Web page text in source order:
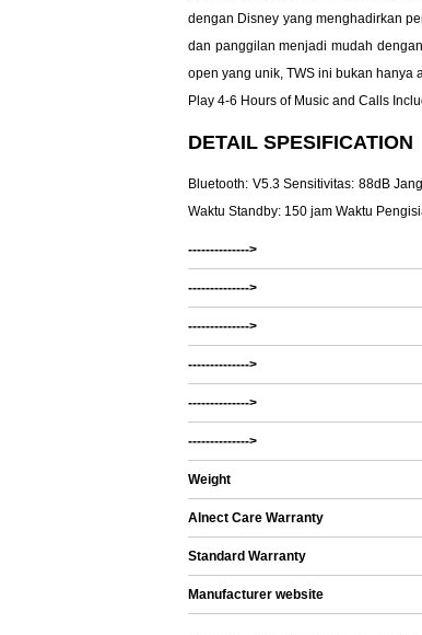
dengan Disney yang menghadirkan
dan panggilan menjadi mudah
open yang unik, TWS ini bukan hanya
Play 4-6 Hours of Music and Calls
DETAIL SPESIFICATION
Bluetooth: V5.3 Sensitivitas: 88dB
Waktu Standby: 150 jam Waktu
-------------->
-------------->
-------------->
-------------->
-------------->
-------------->
Weight
Alnect Care Warranty
Standard Warranty
Manufacturer website